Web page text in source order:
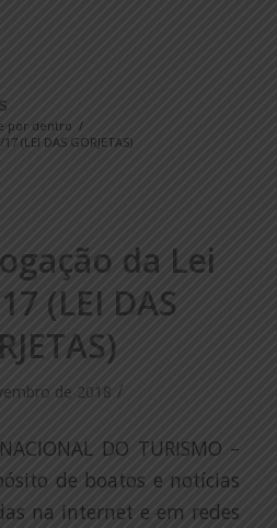
por dentro /
(LEI DAS GORJETAS)
da Lei
(LEI DAS
de 2018 /
DO TURISMO –
de boatos e notícias
na internet e em redes